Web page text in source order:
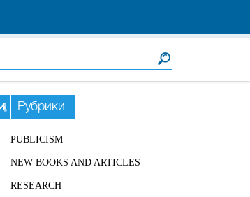
Рубрики
PUBLICISM
NEW BOOKS AND ARTICLES
RESEARCH